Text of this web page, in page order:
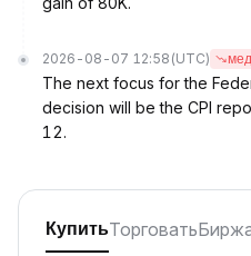
2026-08-07 12:58 (UTC)
The next focus for the
decision will be the CPI
12.
КупитьТорговать